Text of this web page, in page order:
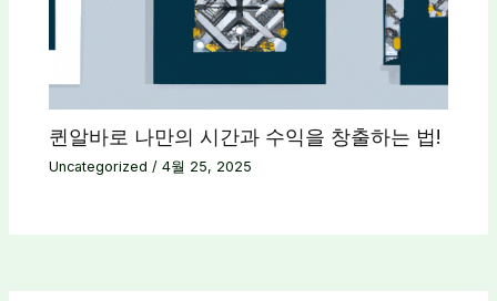
퀸알바로 나만의 시간과 수익을 창출하는 법!
Uncategorized /4월 25, 2025